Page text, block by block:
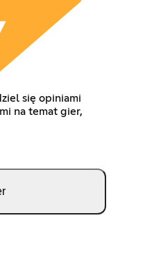
się opiniami
na temat gier,